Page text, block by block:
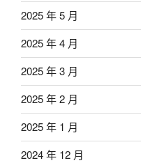
2025 年 5 月
2025 年 4 月
2025 年 3 月
2025 年 2 月
2025 年 1 月
2024 年 12 月